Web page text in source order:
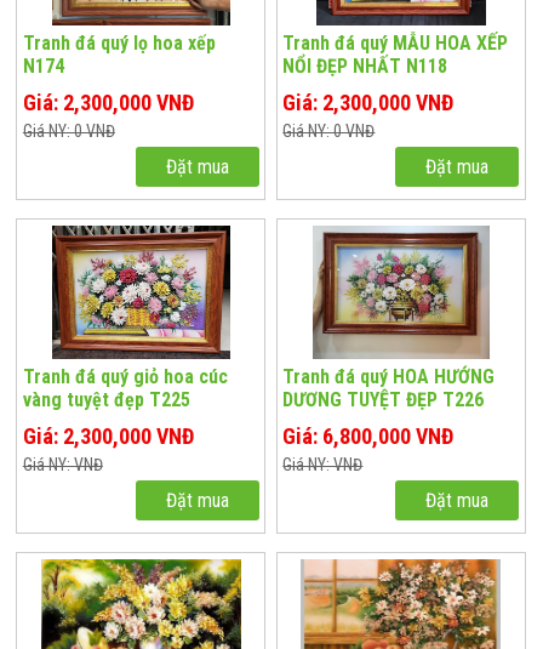
Tranh đá quý lọ hoa xếp
N174
Giá: 2,300,000 VNĐ
Giá NY: 0 VNĐ
Đặt mua
Tranh đá quý MẪU HOA XẾP
NỔI ĐẸP NHẤT N118
Giá: 2,300,000 VNĐ
Giá NY: 0 VNĐ
Đặt mua
Tranh đá quý giỏ hoa cúc
vàng tuyệt đẹp T225
Giá: 2,300,000 VNĐ
Giá NY: VNĐ
Đặt mua
Tranh đá quý HOA HƯỚNG
DƯƠNG TUYỆT ĐẸP T226
Giá: 6,800,000 VNĐ
Giá NY: VNĐ
Đặt mua